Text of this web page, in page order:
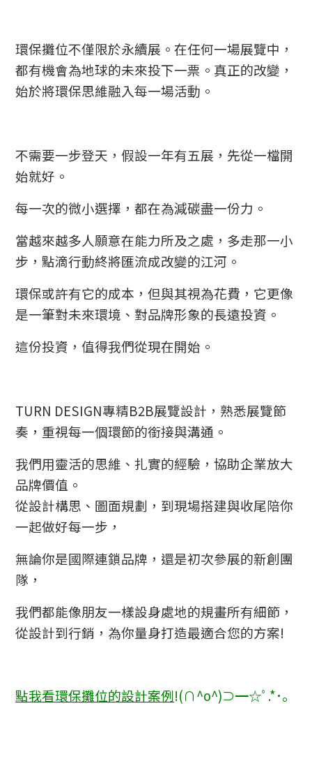
環保攤位不僅限於永續展。在任何一場展覽中，
都有機會為地球的未來投下一票。真正的改變，
始於將環保思維融入每一場活動。
不需要一步登天，假設一年有五展，先從一檔開
始就好。
每一次的微小選擇，都在為減碳盡一份力。
當越來越多人願意在能力所及之處，多走那一小
步，點滴行動終將匯流成改變的江河。
環保或許有它的成本，但與其視為花費，它更像
是一筆對未來環境、對品牌形象的長遠投資。
這份投資，值得我們從現在開始。
TURN DESIGN專精B2B展覽設計，熟悉展覽節
奏，重視每一個環節的銜接與溝通。
我們用靈活的思維、扎實的經驗，協助企業放大
品牌價值。
從設計構思、圖面規劃，到現場搭建與收尾陪你
一起做好每一步，
無論你是國際連鎖品牌，還是初次參展的新創團
隊，
我們都能像朋友一樣設身處地的規畫所有細節，
從設計到行銷，為你量身打造最適合您的方案!
點我看環保攤位的設計案例!(∩^o^)⊃━☆ﾟ.*･｡